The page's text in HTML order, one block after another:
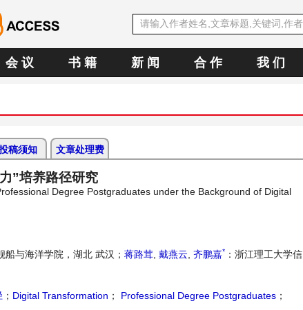
会 议 书 籍 新 闻 合 作 我 们
稿须知 文章处理费
”培养路径研究
Degree Postgraduates under the Background of Digital
船与海洋学院，湖北 武汉； 蒋路茸 戴燕云 齐鹏嘉* ：浙江理工大学信
； Digital Transformation ； Professional Degree Postgraduates ；